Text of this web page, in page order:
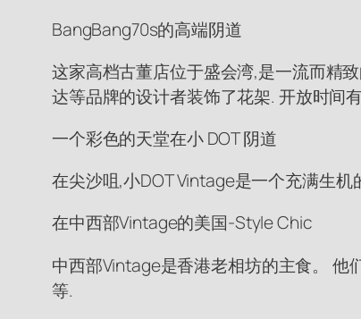
BangBang70s的高端阴道
这家高档古董店位于盛会湾,是一流而精
达等品牌的设计者装饰了花架. 开放时间
一个彩色的天堂在小 DOT 阴道
在尖沙咀,小DOT Vintage是一个充满生
在中西部Vintage的美国-Style Chic
中西部Vintage是香港老相坊的主食。 他
等.